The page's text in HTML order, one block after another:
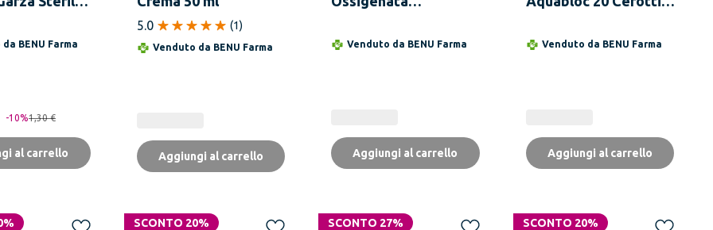
da BENU Farma
-10%1,30 €
al carrello
5.0 (1)
Venduto da BENU Farma
Aggiungi al carrello
Volumi 3% 200 ml
Venduto da BENU Farma
Aggiungi al carrello
Venduto da BENU Farma
Aggiungi al carrello
SCONTO 20% SCONTO 27% SCONTO 20%